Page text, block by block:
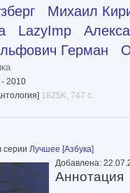
Михаил
LazyImp
Герман
- 2010
1825K, 747 с.
серии Лучшее [Азбука]
Добавлена:
Аннотация